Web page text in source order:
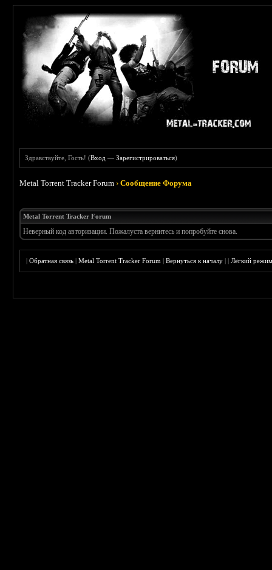
Здравствуйте, Гость! (Вход —Зарегистрироваться)
Metal Torrent Tracker Forum ›Сообщение Форума
Metal Torrent Tracker Forum
Неверный код авторизации. Пожалуста вернитесь и попробуйте снова.
|Обратная связь |Metal Torrent Tracker Forum |Вернуться к началу ||Лёгкий